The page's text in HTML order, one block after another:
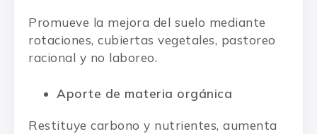
Promueve la mejora del suelo mediante
rotaciones, cubiertas vegetales, pastoreo
racional y no laboreo.
Aporte de materia orgánica
Restituye carbono y nutrientes, aumenta